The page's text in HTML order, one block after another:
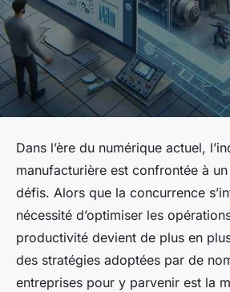
Dans l’ère du numérique actuel,
manufacturière est confrontée à
défis. Alors que la concurrence
nécessité d’optimiser les
productivité devient de plus en
des stratégies adoptées par de
entreprises pour y parvenir est la